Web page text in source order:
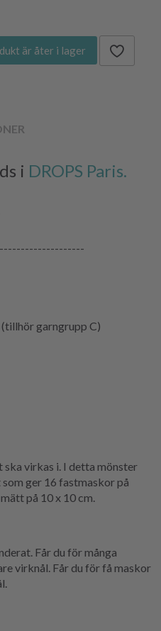
är åter i lager
i DROPS Paris.
(tillhör garngrupp C)
virkas i. I detta mönster
ger 16 fastmaskor på
på 10 x 10 cm.
Får du för många
virknål. Får du för få maskor